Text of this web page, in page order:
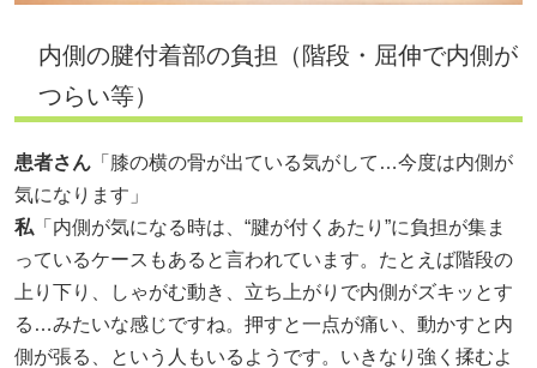
内側の腱付着部の負担（階段・屈伸で内側が
つらい等）
患者さん 「膝の横の骨が出ている気がして…今度は内側が
気になります」
私 「内側が気になる時は、“腱が付くあたり”に負担が集ま
っているケースもあると言われています。たとえば階段の
上り下り、しゃがむ動き、立ち上がりで内側がズキッとす
る…みたいな感じですね。押すと一点が痛い、動かすと内
側が張る、という人もいるようです。いきなり強く揉むよ